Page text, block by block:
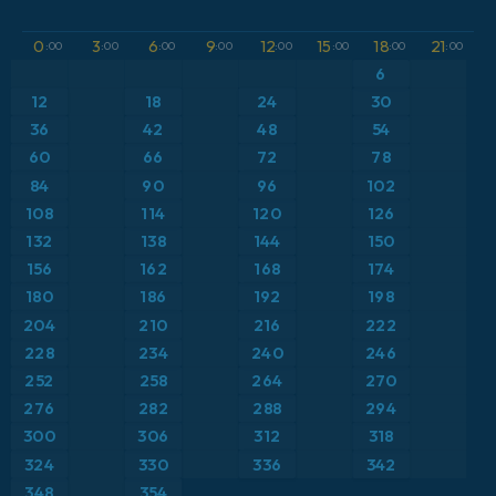
ICON Alemania 2 km
Caribe
Escandinavia
Estados Unidos
Europa
Francia
Grecia
Islandia
Anomalía de temperatura a 850 hPa
Precipitación, nubes y presión
Presión
Temperatura a 2 m
Temperatura a 500 hPa
Temperatura a 850 hPa
Viento a 10 m
0 :00 3:00 6:00 9:00 12:00 15 :00 18:00 21:00
6
12 18 24
30
36
42 48
54
60
66 72
78
84
90 96
102
108
114 120
126
132
138 144 150
156 162 168 174
180 186 192
198
204
210 216
222
228
234 240
246
252
258 264 270
276 282 288 294
300 306 312
318
324
330 336
342